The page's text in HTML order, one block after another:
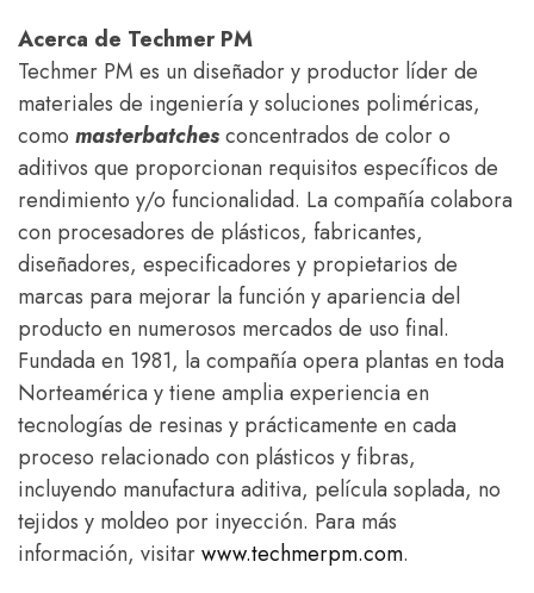
Acerca de Techmer PM
Techmer PM es un diseñador y productor líder de
materiales de ingeniería y soluciones poliméricas,
como masterbatchesconcentrados de color o
aditivos que proporcionan requisitos específicos de
rendimiento y/o funcionalidad. La compañía colabora
con procesadores de plásticos, fabricantes,
diseñadores, especificadores y propietarios de
marcas para mejorar la función y apariencia del
producto en numerosos mercados de uso final.
Fundada en 1981, la compañía opera plantas en toda
Norteamérica y tiene amplia experiencia en
tecnologías de resinas y prácticamente en cada
proceso relacionado con plásticos y fibras,
incluyendo manufactura aditiva, película soplada, no
tejidos y moldeo por inyección. Para más
información, visitarwww.techmerpm.com.